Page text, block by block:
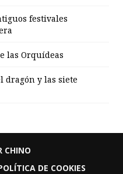
festivales
las Orquídeas
dragón y las siete
CHINO
DE COOKIES